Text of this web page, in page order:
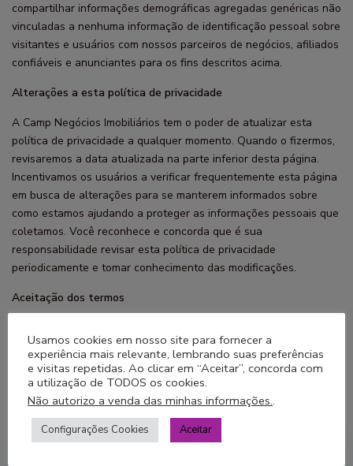
compartilhar informações demográficas agregadas genéricas não
vinculadas a nenhuma informação de identificação pessoal sobre
visitantes e usuários com nossos parceiros de negócios, afiliados
confiáveis e anunciantes para os fins descritos acima.
Alterações a esta política de privacidade
A Camp Negócios Imobiliários tem o poder de atualizar esta
política de privacidade a qualquer momento. Quando o fizermos,
revisaremos a data atualizada na parte inferior desta página.
Incentivamos os usuários a verificar frequentemente esta página
em busca de alterações para se manterem informados sobre
como estamos ajudando a proteger as informações pessoais que
coletamos. Você reconhece e concorda que é sua
responsabilidade revisar esta política de privacidade
periodicamente e tomar conhecimento das modificações.
Aceitação dos termos
você não concorda com esta política, por favor, não use nosso
Site. Seu uso continuado do Site após a publicação das
alterações a esta política será considerado sua aceitação dessas
alterações.
Usamos cookies em nosso site para fornecer a
experiência mais relevante, lembrando suas preferências
e visitas repetidas. Ao clicar em “Aceitar”, concorda com
a utilização de TODOS os cookies.
Não autorizo a venda das minhas informações..
Configurações Cookies Aceitar